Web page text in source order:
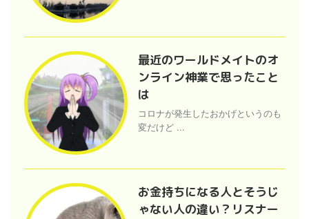
最近のワールドメイトのオ
ンライン神業で思ったこと
は
コロナが発生したおかげというのも
変だけど ...
お金持ちになる人とそうじ
ゃない人の違い？リスナー